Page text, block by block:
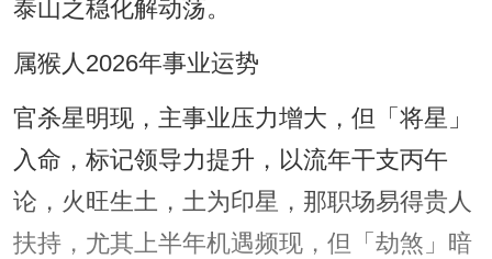
泰山之稳化解动荡。
属猴人2026年事业运势
官杀星明现，主事业压力增大，但「将星」
入命，标记领导力提升，以流年干支丙午
论，火旺生土，土为印星，那职场易得贵人
扶持，尤其上半年机遇频现，但「劫煞」暗